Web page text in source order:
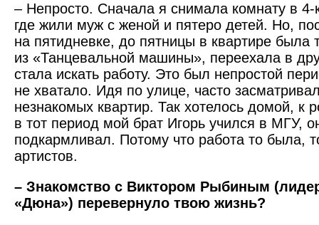
– Непросто. Сначала я снимала комнату в 4-
где жили муж с женой и пятеро детей. Но,
на пятидневке, до пятницы в квартире была
из «Танцевальной машины», переехала в
стала искать работу. Это был непростой
не хватало. Идя по улице, часто
незнакомых квартир. Так хотелось домой, к
в тот период мой брат Игорь учился в МГУ,
подкармливал. Потому что работа то была,
артистов.
– Знакомство с Виктором Рыбиным
«Дюна») перевернуло твою жизнь?